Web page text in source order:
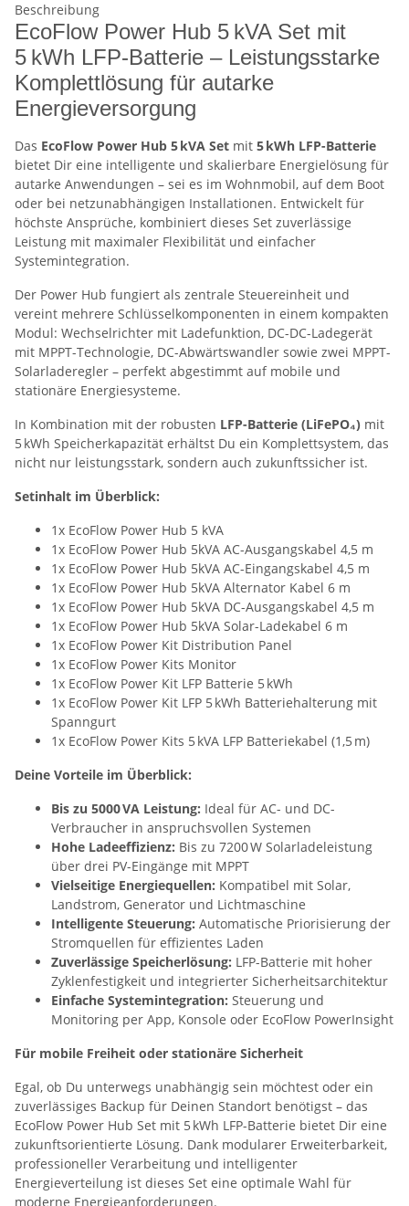
Beschreibung
EcoFlow Power Hub 5 kVA Set mit
5 kWh LFP-Batterie – Leistungsstarke
Komplettlösung für autarke
Energieversorgung
Das EcoFlow Power Hub 5 kVA Set mit 5 kWh LFP-Batterie
bietet Dir eine intelligente und skalierbare Energielösung für
autarke Anwendungen – sei es im Wohnmobil, auf dem Boot
oder bei netzunabhängigen Installationen. Entwickelt für
höchste Ansprüche, kombiniert dieses Set zuverlässige
Leistung mit maximaler Flexibilität und einfacher
Systemintegration.
Der Power Hub fungiert als zentrale Steuereinheit und
vereint mehrere Schlüsselkomponenten in einem kompakten
Modul: Wechselrichter mit Ladefunktion, DC-DC-Ladegerät
mit MPPT-Technologie, DC-Abwärtswandler sowie zwei MPPT-
Solarladeregler – perfekt abgestimmt auf mobile und
stationäre Energiesysteme.
In Kombination mit der robusten LFP-Batterie (LiFePO₄) mit
5 kWh Speicherkapazität erhältst Du ein Komplettsystem, das
nicht nur leistungsstark, sondern auch zukunftssicher ist.
Setinhalt im Überblick:
1x EcoFlow Power Hub 5 kVA
1x EcoFlow Power Hub 5kVA AC-Ausgangskabel 4,5 m
1x EcoFlow Power Hub 5kVA AC-Eingangskabel 4,5 m
1x EcoFlow Power Hub 5kVA Alternator Kabel 6 m
1x EcoFlow Power Hub 5kVA DC-Ausgangskabel 4,5 m
1x EcoFlow Power Hub 5kVA Solar-Ladekabel 6 m
1x EcoFlow Power Kit Distribution Panel
1x EcoFlow Power Kits Monitor
1x EcoFlow Power Kit LFP Batterie 5 kWh
1x EcoFlow Power Kit LFP 5 kWh Batteriehalterung mit
Spanngurt
1x EcoFlow Power Kits 5 kVA LFP Batteriekabel (1,5 m)
Deine Vorteile im Überblick:
Bis zu 5000 VA Leistung: Ideal für AC- und DC-
Verbraucher in anspruchsvollen Systemen
Hohe Ladeeffizienz: Bis zu 7200 W Solarladeleistung
über drei PV-Eingänge mit MPPT
Vielseitige Energiequellen: Kompatibel mit Solar,
Landstrom, Generator und Lichtmaschine
Intelligente Steuerung: Automatische Priorisierung der
Stromquellen für effizientes Laden
Zuverlässige Speicherlösung: LFP-Batterie mit hoher
Zyklenfestigkeit und integrierter Sicherheitsarchitektur
Einfache Systemintegration: Steuerung und
Monitoring per App, Konsole oder EcoFlow PowerInsight
Für mobile Freiheit oder stationäre Sicherheit
Egal, ob Du unterwegs unabhängig sein möchtest oder ein
zuverlässiges Backup für Deinen Standort benötigst – das
EcoFlow Power Hub Set mit 5 kWh LFP-Batterie bietet Dir eine
zukunftsorientierte Lösung. Dank modularer Erweiterbarkeit,
professioneller Verarbeitung und intelligenter
Energieverteilung ist dieses Set eine optimale Wahl für
moderne Energieanforderungen.